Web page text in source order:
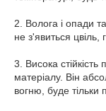
2. Волога і опади
не з'явиться
3. Висока
матеріалу. Він
вогню, буде тільки